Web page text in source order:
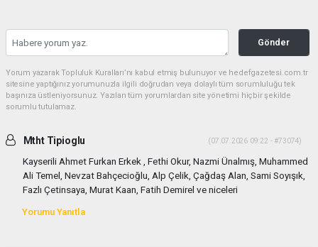
Gönder
Yorum yazarak Topluluk Kuralları’nı kabul etmiş bulunuyor ve hedefgazetesi.com.tr
sitesine yaptığınız yorumunuzla ilgili doğrudan veya dolaylı tüm sorumluluğu tek
başınıza üstleniyorsunuz. Yazılan tüm yorumlardan site yönetimi hiçbir şekilde
sorumlu tutulamaz.
Mtht Tipioglu (07.07.2026 09:22 - #73074)
Kayserili Ahmet Furkan Erkek , Fethi Okur, Nazmi Ünalmış, Muhammed
Ali Temel, Nevzat Bahçecioğlu, Alp Çelik, Çağdaş Alan, Sami Soyışık,
Fazlı Çetinsaya, Murat Kaan, Fatih Demirel ve niceleri
Yorumu Yanıtla